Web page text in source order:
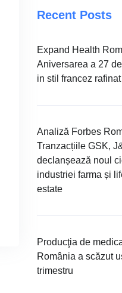
Recent Posts
Expand Health
Aniversarea a 27
in stil francez rafinat
Analiză Forbes
Tranzacțiile GSK,
declanșează noul
industriei farma și
estate
Producţia de
România a scăzut
trimestru